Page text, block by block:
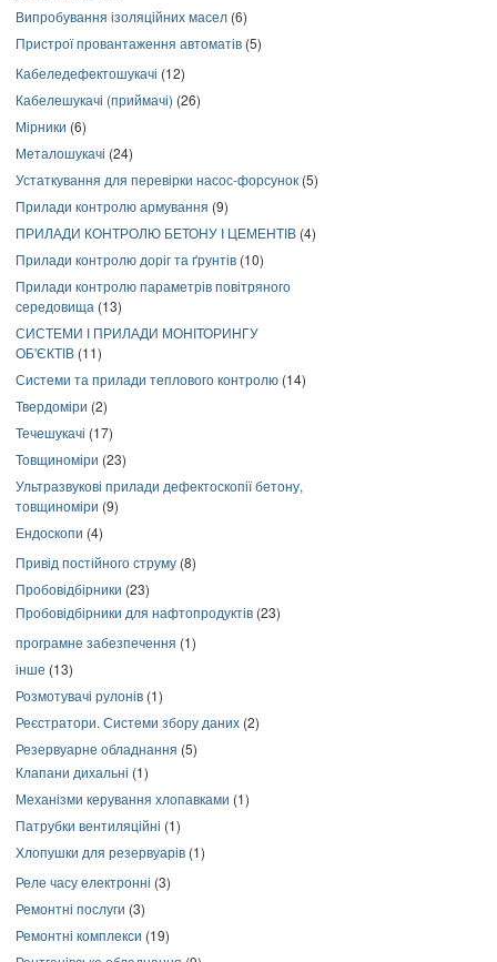
Випробування ізоляційних масел (6)
Пристрої провантаження автоматів (5)
Кабеледефектошукачі (12)
Кабелешукачі (приймачі) (26)
Мірники (6)
Металошукачі (24)
Устаткування для перевірки насос-форсунок (5)
Прилади контролю армування (9)
ПРИЛАДИ КОНТРОЛЮ БЕТОНУ І ЦЕМЕНТІВ (4)
Прилади контролю доріг та ґрунтів (10)
Прилади контролю параметрів повітряного
середовища (13)
СИСТЕМИ І ПРИЛАДИ МОНІТОРИНГУ
ОБ'ЄКТІВ (11)
Системи та прилади теплового контролю (14)
Твердоміри (2)
Течешукачі (17)
Товщиноміри (23)
Ультразвукові прилади дефектоскопії бетону,
товщиноміри (9)
Ендоскопи (4)
Привід постійного струму (8)
Пробовідбірники (23)
Пробовідбірники для нафтопродуктів (23)
програмне забезпечення (1)
інше (13)
Розмотувачі рулонів (1)
Реєстратори. Системи збору даних (2)
Резервуарне обладнання (5)
Клапани дихальні (1)
Механізми керування хлопавками (1)
Патрубки вентиляційні (1)
Хлопушки для резервуарів (1)
Реле часу електронні (3)
Ремонтні послуги (3)
Ремонтні комплекси (19)